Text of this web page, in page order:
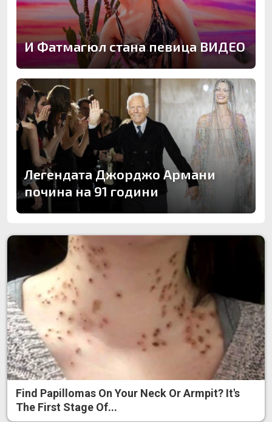
И Фатмагюл стана певица ВИДЕО
Легендата Джорджо Армани
почина на 91 години
Find Papillomas On Your Neck Or Armpit? It's
The First Stage Of...